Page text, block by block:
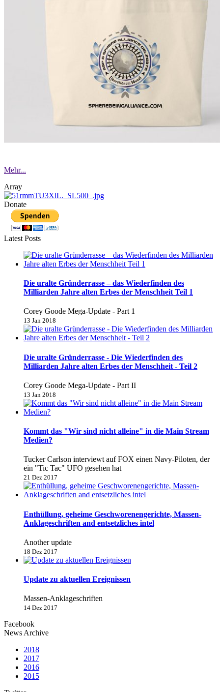
Mehr...
Array
Donate
Latest Posts
Die uralte Gründerrasse – das Wiederfinden des
Milliarden Jahre alten Erbes der Menschheit Teil 1
Corey Goode Mega-Update - Part 1
13 Jan 2018
Die uralte Gründerrasse - Die Wiederfinden des
Milliarden Jahre alten Erbes der Menschheit - Teil 2
Corey Goode Mega-Update - Part II
13 Jan 2018
Kommt das "Wir sind nicht alleine" in die Main Stream
Medien?
Tucker Carlson interviewt auf FOX einen Navy-Piloten, der
ein "Tic Tac" UFO gesehen hat
21 Dez 2017
Enthüllung, geheime Geschworenengerichte, Massen-
Anklageschriften and entsetzliches intel
Another update
18 Dez 2017
Update zu aktuellen Ereignissen
Massen-Anklageschriften
14 Dez 2017
Facebook
News Archive
2018
2017
2016
2015